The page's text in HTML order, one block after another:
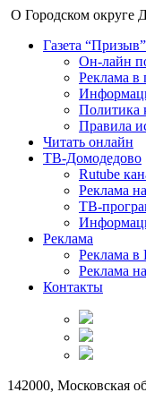
О Городском округе
Газета “Призыв”
Он-лайн
Реклама в
Политика
Правила
Читать онлайн
ТВ-Домодедово
Rutube
Реклама
ТВ-
Реклама
Реклама в
Реклама
Контакты
142000, Московская